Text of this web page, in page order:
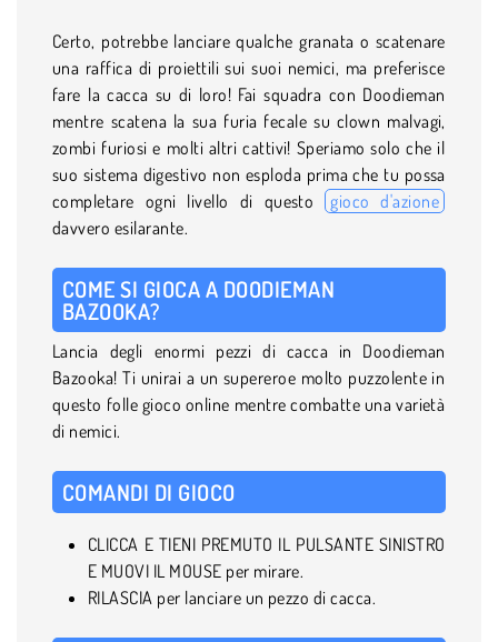
Certo, potrebbe lanciare qualche granata o scatenare
una raffica di proiettili sui suoi nemici, ma preferisce
fare la cacca su di loro! Fai squadra con Doodieman
mentre scatena la sua furia fecale su clown malvagi,
zombi furiosi e molti altri cattivi! Speriamo solo che il
suo sistema digestivo non esploda prima che tu possa
completare ogni livello di questo gioco d'azione
davvero esilarante.
COME SI GIOCA A DOODIEMAN
BAZOOKA?
Lancia degli enormi pezzi di cacca in Doodieman
Bazooka! Ti unirai a un supereroe molto puzzolente in
questo folle gioco online mentre combatte una varietà
di nemici.
COMANDI DI GIOCO
CLICCA E TIENI PREMUTO IL PULSANTE SINISTRO
E MUOVI IL MOUSE per mirare.
RILASCIA per lanciare un pezzo di cacca.